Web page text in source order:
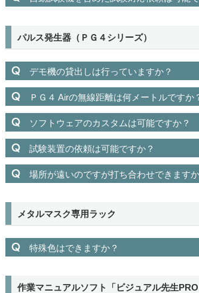
パルス発生器（ＰＧ４シリーズ）
デモ機の貸出しは行っていますか？
ＰＧ４ Airの無線距離は何メートルですか
ソフトウェアのカスタムは可能ですか？
試験装置の依頼は可能ですか？
場所が遠いのですが打ち合わせできますか
メタルマスク専用ラック
特殊色はできますか？
作業マニュアルソフト「ビジュアル先生PRO